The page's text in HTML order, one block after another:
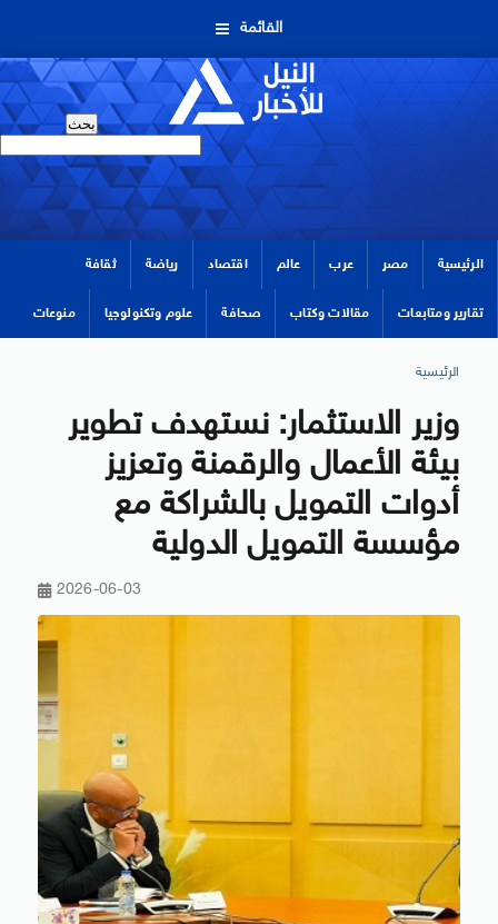
القائمة
الرئيسية مصر عرب عالم اقتصاد رياضة ثقافة
تقارير ومتابعات مقالات وكتاب صحافة علوم وتكنولوجيا منوعات
الرئيسية
وزير الاستثمار: نستهدف تطوير
بيئة الأعمال والرقمنة وتعزيز
أدوات التمويل بالشراكة مع
مؤسسة التمويل الدولية
2026-06-03